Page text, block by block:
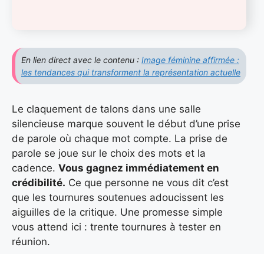
En lien direct avec le contenu : Image féminine affirmée :
les tendances qui transforment la représentation actuelle
Le claquement de talons dans une salle
silencieuse marque souvent le début d’une prise
de parole où chaque mot compte. La prise de
parole se joue sur le choix des mots et la
cadence. Vous gagnez immédiatement en
crédibilité. Ce que personne ne vous dit c’est
que les tournures soutenues adoucissent les
aiguilles de la critique. Une promesse simple
vous attend ici : trente tournures à tester en
réunion.